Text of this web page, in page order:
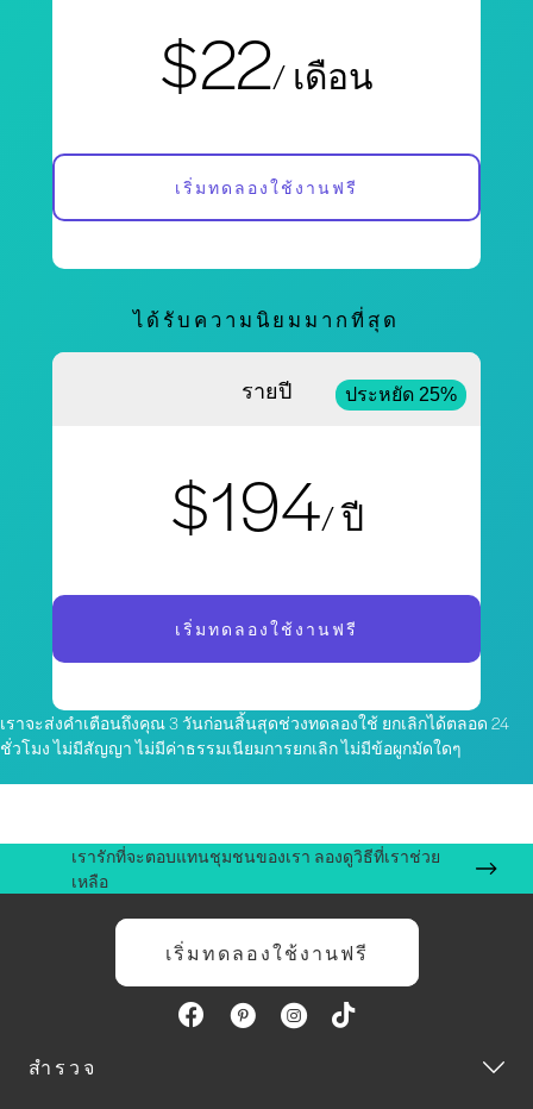
$22/ เดือน
เริ่มทดลองใช้งานฟรี
ได้รับความนิยมมากที่สุด
รายปี ประหยัด 25%
$194/ ปี
เริ่มทดลองใช้งานฟรี
เราจะส่งคำเตือนถึงคุณ 3 วันก่อนสิ้นสุดช่วงทดลองใช้ ยกเลิกได้ตลอด 24
ชั่วโมง ไม่มีสัญญา ไม่มีค่าธรรมเนียมการยกเลิก ไม่มีข้อผูกมัดใดๆ
เรารักที่จะตอบแทนชุมชนของเรา ลองดูวิธีที่เราช่วย
เหลือ
เริ่มทดลองใช้งานฟรี
สำรวจ